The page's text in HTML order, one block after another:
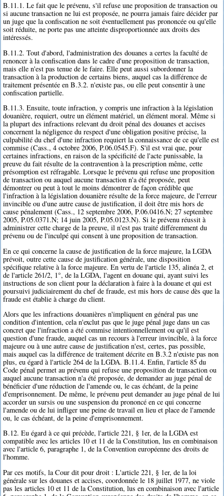
B.11.1. Le fait que le prévenu, s'il refuse une proposition de transaction ou
si aucune transaction ne lui est proposée, ne pourra jamais faire décider par
un juge que la confiscation ne soit éventuellement pas prononcée ou qu'elle
soit réduite, ne porte pas une atteinte disproportionnée aux droits des
intéressés.
B.11.2. Tout d'abord, l'administration des douanes a certes la faculté de
renoncer à la confiscation dans le cadre d'une proposition de transaction,
mais elle n'est pas tenue de le faire. Elle peut aussi subordonner la
transaction à la production de certains biens, auquel cas la différence de
traitement présentée en B.3.2. n'existe pas, ou elle peut consentir à une
confiscation partielle.
B.11.3. Ensuite, toute infraction, y compris une infraction à la législation
douanière, requiert, outre un élément matériel, un élément moral. Même si
la plupart des infractions relevant du droit pénal des douanes et accises
concernent la négligence du respect d'une obligation positive précise, la
culpabilité du chef d'une infraction requiert la connaissance de ce qu'elle est
commise (Cass., 4 octobre 2006, P.06.0545.F). S'il est vrai que, pour
certaines infractions, en raison de la spécificité de l'acte punissable, la
preuve du fait résulte de la contravention à la prescription même, cette
présomption est réfragable. Lorsque le prévenu qui refuse une proposition
de transaction ou auquel aucune transaction n'a été proposée, peut
démontrer ou peut à tout le moins démontrer de façon crédible que
l'infraction à la législation douanière résulte de la force majeure, de l'erreur
invincible ou d'une autre cause de justification, il doit être mis hors de
cause pénalement (Cass., 12 septembre 2006, P.06.0416.N; 27 septembre
2005, P.05.0371.N; 14 juin 2005, P.05.0123.N). Si le prévenu réussit à
administrer cette charge de la preuve, il n'est pas traité différemment du
prévenu ou de l'inculpé qui consent à une proposition de transaction.
En ce qui concerne la cause de justification de la force majeure, la LGDA
prévoit, outre cette cause de justification générale, une disposition
spécifique relative à la force majeure. En vertu de l'article 135, alinéa 2, et
de l'article 261/2, 1°, de la LGDA, l'agent en douane qui, ayant suivi les
instructions de son client pour la déclaration à faire à la douane et qui est
poursuivi judiciairement du chef de fraude, est mis hors de cause dès que la
fraude est établie à charge du client.
Alors que les infractions douanières n'impliquent en général pas une
condition d'intention, cela n'exclut pas que le juge pénal juge dans un cas
concret que l'infraction a été commise intentionnellement ou qu'il est
question d'une fraude, auquel cas un recours à l'erreur invincible, à la force
majeure ou à une autre cause de justification n'est, certes, pas possible,
mais auquel cas la différence de traitement décrite en B.3.2 n'existe pas non
plus, eu égard à l'article 264 de la LGDA. B.11.4. Enfin, l'article 85 du
Code pénal permet au prévenu qui refuse une proposition de transaction ou
auquel aucune transaction n'a été proposée, de demander au juge pénal de
bénéficier d'une réduction de l'amende ou, le cas échéant, de la peine
d'emprisonnement. De même, le prévenu peut demander au juge pénal de lui
accorder un sursis ou une suspension du prononcé en ce qui concerne
l'amende ou de lui infliger une peine de travail en lieu et place de l'amende
ou, le cas échéant, de la peine d'emprisonnement.
B.12. Eu égard à ce qui précède, l'article 221, § 1er, de la LGDA est
compatible avec les articles 10 et 11 de la Constitution, lus en combinaison
avec l'article 6, paragraphe 1, de la Convention européenne des droits de
l'homme.
Par ces motifs, la Cour dit pour droit : L'article 221, § 1er, de la loi
générale sur les douanes et accises, coordonnée le 18 juillet 1977, ne viole
pas les articles 10 et 11 de la Constitution, lus en combinaison avec l'article